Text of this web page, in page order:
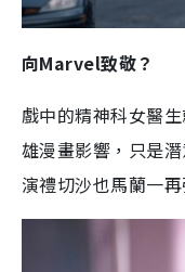
向Marvel致敬？
戲中的精神科女醫
雄漫畫影響，只是
演禮切沙也馬蘭一